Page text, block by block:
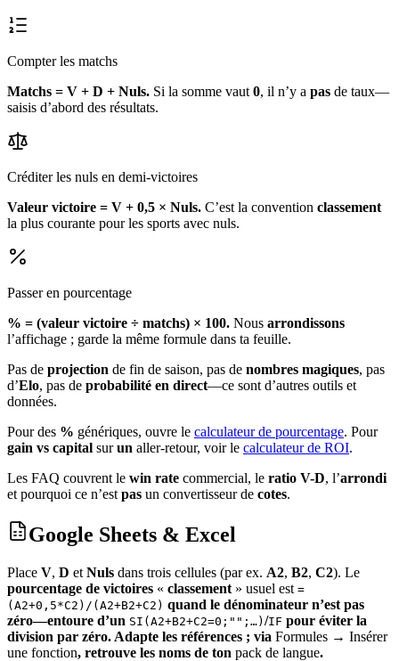
Compter les matchs
Matchs = V + D + Nuls. Si la somme vaut 0, il n’y a pas de taux—
saisis d’abord des résultats.
Créditer les nuls en demi-victoires
Valeur victoire = V + 0,5 × Nuls. C’est la convention classement
la plus courante pour les sports avec nuls.
Passer en pourcentage
% = (valeur victoire ÷ matchs) × 100. Nous arrondissons
l’affichage ; garde la même formule dans ta feuille.
Pas de projection de fin de saison, pas de nombres magiques, pas
d’Elo, pas de probabilité en direct—ce sont d’autres outils et
données.
Pour des % génériques, ouvre le calculateur de pourcentage. Pour
gain vs capital surun aller-retour, voir le calculateur de ROI.
Les FAQ couvrent le win rate commercial, le ratio V-D, l’arrondi
et pourquoi ce n’est pas un convertisseur de cotes.
Google Sheets & Excel
Place V, D et Nuls dans trois cellules (par ex. A2, B2, C2). Le
pourcentage de victoires « classement » usuel est =
(A2+0,5*C2)/(A2+B2+C2) quand le dénominateur n’est pas
zéro—entoure d’un SI(A2+B2+C2=0;"";…) /IF pour éviter la
division par zéro. Adapte les références ; via Formules → Insérer
une fonction, retrouve les noms de ton pack de langue.